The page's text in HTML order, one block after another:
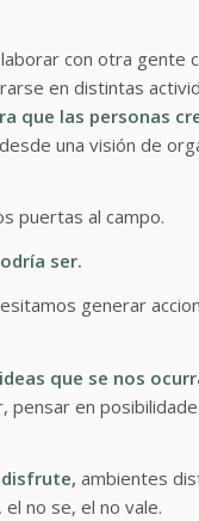
con otra gente
en distintas
que las personas
una visión de
puertas al campo.
ser.
generar
que se nos
en
ambientes
no se, el no vale.